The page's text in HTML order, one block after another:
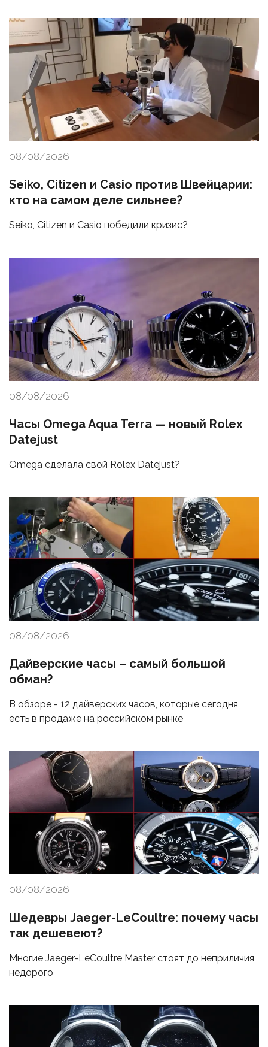
08/08/2026
Seiko, Citizen и Casio против Швейцарии:
кто на самом деле сильнее?
Seiko, Citizen и Casio победили кризис?
08/08/2026
Часы Omega Aqua Terra — новый Rolex
Datejust
Omega сделала свой Rolex Datejust?
08/08/2026
Дайверские часы – самый большой
обман?
В обзоре - 12 дайверских часов, которые сегодня
есть в продаже на российском рынке
08/08/2026
Шедевры Jaeger-LeCoultre: почему часы
так дешевеют?
Многие Jaeger-LeCoultre Master стоят до неприличия
недорого